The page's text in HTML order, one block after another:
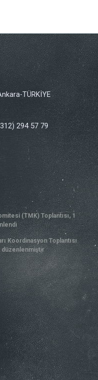
TÜRKİYE
294 57 79
(TMK) Toplantısı, 1
Koordinasyon Toplantısı
düzenlenmiştir